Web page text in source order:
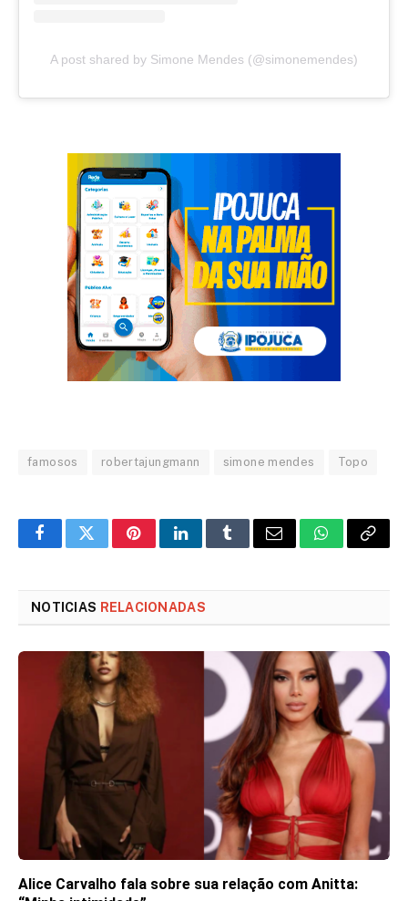
A post shared by Simone Mendes (@simonemendes)
famosos robertajungmann simone mendes Topo
FacebookTwitterPinterestLinkedInTumblrEmail WhatsApp
Copy
NOTICIAS RELACIONADAS
Alice Carvalho fala sobre sua relação com Anitta: